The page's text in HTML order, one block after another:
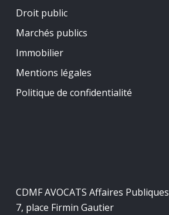
Droit public
Marchés publics
Immobilier
Mentions légales
Politique de confidentialité
CDMF AVOCATS Affaires Publiques
7, place Firmin Gautier